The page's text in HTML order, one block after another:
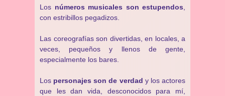
Los números musicales son estupendos
con estribillos pegadizos.
Las coreografías son divertidas, en locales, a
veces, pequeños y llenos de gente,
especialmente los bares.
Los personajes son de verdad y los actores
que les dan vida, desconocidos para mí,